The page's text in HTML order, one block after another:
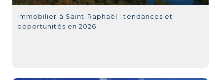
Immobilier à Saint-Raphaël : tendances et
opportunités en 2026